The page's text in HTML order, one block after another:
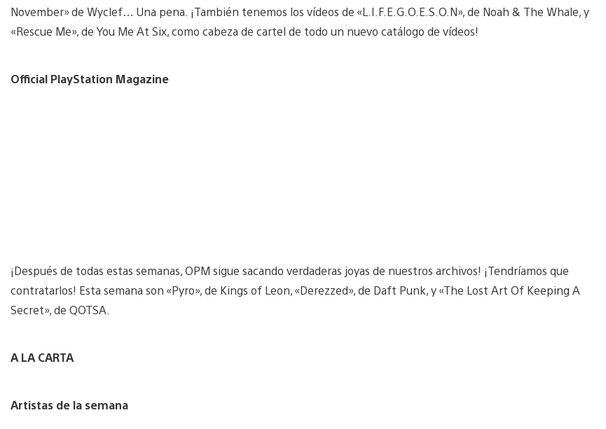
November» de Wyclef… Una pena. ¡También tenemos los vídeos de «L.I.F.E.G.O.E.S.O.N», de Noah & The Whale, y
«Rescue Me», de You Me At Six, como cabeza de cartel de todo un nuevo catálogo de vídeos!
Official PlayStation Magazine
¡Después de todas estas semanas, OPM sigue sacando verdaderas joyas de nuestros archivos! ¡Tendríamos que
contratarlos! Esta semana son «Pyro», de Kings of Leon, «Derezzed», de Daft Punk, y «The Lost Art Of Keeping A
Secret», de QOTSA.
A LA CARTA
Artistas de la semana